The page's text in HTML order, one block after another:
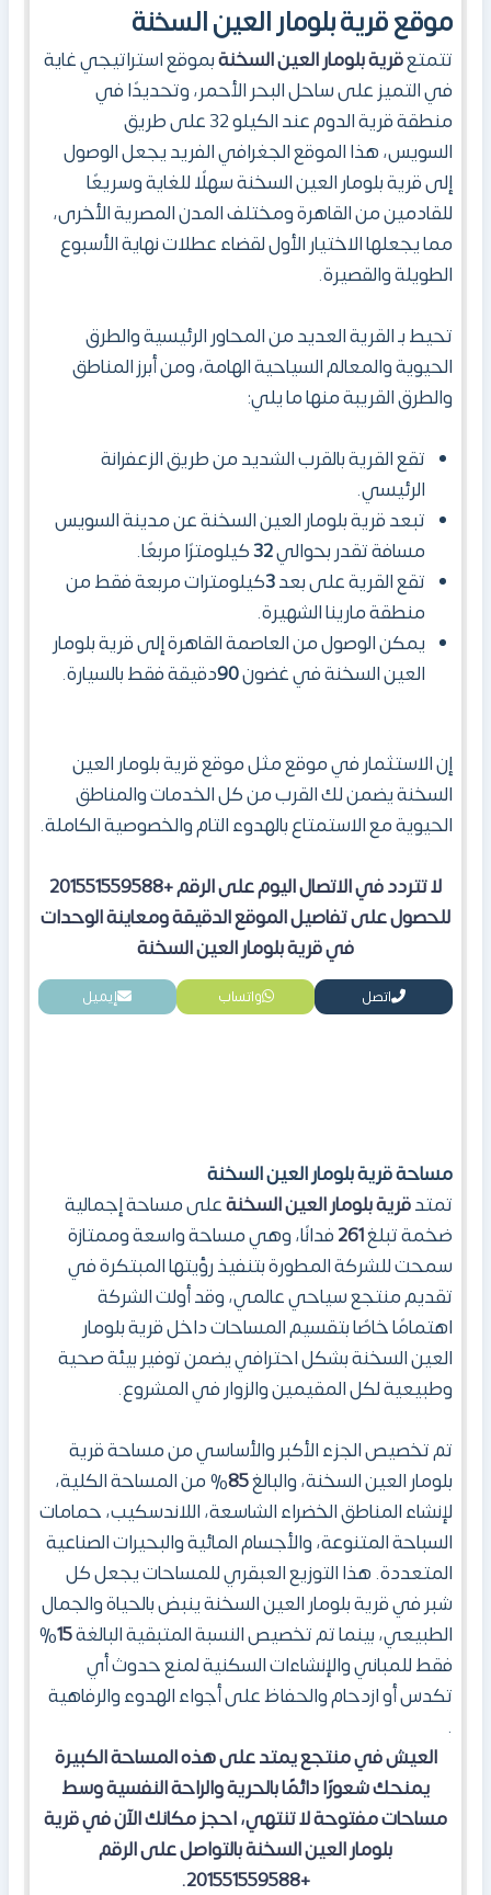
موقعقرية بلومار العين السخنة
تتمتعقرية بلومار العين السخنةبموقع استراتيجي غاية
في التميز على ساحل البحر الأحمر، وتحديدًا في
منطقة قرية الدوم عند الكيلو 32 على طريق
السويس، هذا الموقع الجغرافي الفريد يجعل الوصول
إلى قرية بلومار العين السخنة سهلًا للغاية وسريعًا
للقادمين من القاهرة ومختلف المدن المصرية الأخرى،
مما يجعلها الاختيار الأول لقضاء عطلات نهاية الأسبوع
الطويلة والقصيرة.
تحيط بـ القرية العديد من المحاور الرئيسية والطرق
الحيوية والمعالم السياحية الهامة، ومن أبرز المناطق
والطرق القريبة منها ما يلي:
تقع القرية بالقرب الشديد من طريق الزعفرانة
الرئيسي.
تبعد قرية بلومار العين السخنة عن مدينة السويس
مسافة تقدر بحوالي32كيلومترًا مربعًا.
تقع القرية على بعد3كيلومترات مربعة فقط من
منطقة مارينا الشهيرة.
يمكن الوصول من العاصمة القاهرة إلى قرية بلومار
العين السخنة في غضون90دقيقة فقط بالسيارة.
إن الاستثمار في موقع مثل موقع قرية بلومار العين
السخنة يضمن لك القرب من كل الخدمات والمناطق
الحيوية مع الاستمتاع بالهدوء التام والخصوصية الكاملة.
لا تتردد في الاتصال اليوم على الرقم +201551559588
للحصول على تفاصيل الموقع الدقيقة ومعاينة الوحدات
فيقرية بلومار العين السخنة
اتصل واتساب إيميل
مساحةقرية بلومار العين السخنة
تمتدقرية بلومار العين السخنةعلى مساحة إجمالية
ضخمة تبلغ261فدانًا، وهي مساحة واسعة وممتازة
سمحت للشركة المطورة بتنفيذ رؤيتها المبتكرة في
تقديم منتجع سياحي عالمي، وقد أولت الشركة
اهتمامًا خاصًا بتقسيم المساحات داخل قرية بلومار
العين السخنة بشكل احترافي يضمن توفير بيئة صحية
وطبيعية لكل المقيمين والزوار في المشروع.
تم تخصيص الجزء الأكبر والأساسي من مساحة قرية
بلومار العين السخنة، والبالغ85% من المساحة الكلية،
لإنشاء المناطق الخضراء الشاسعة، اللاندسكيب، حمامات
السباحة المتنوعة، والأجسام المائية والبحيرات الصناعية
المتعددة. هذا التوزيع العبقري للمساحات يجعل كل
شبر في قرية بلومار العين السخنة ينبض بالحياة والجمال
الطبيعي، بينما تم تخصيص النسبة المتبقية البالغة15
%
فقط للمباني والإنشاءات السكنية لمنع حدوث أي
تكدس أو ازدحام والحفاظ على أجواء الهدوء والرفاهية
.
العيش في منتجع يمتد على هذه المساحة الكبيرة
يمنحك شعورًا دائمًا بالحرية والراحة النفسية وسط
مساحات مفتوحة لا تنتهي،احجز مكانك الآن في قرية
بلومار العين السخنة بالتواصل على الرقم
+201551559588
.